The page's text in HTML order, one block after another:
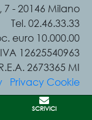
7 - 20146 Milano
Tel. 02.46.33.33
euro 10.000.00
12625540963
2673365 MI
Privacy Cookie
SCRIVICI